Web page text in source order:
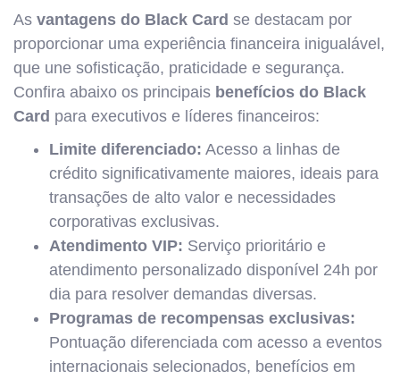
As vantagens do Black Card se destacam por
proporcionar uma experiência financeira inigualável,
que une sofisticação, praticidade e segurança.
Confira abaixo os principais benefícios do Black
Card para executivos e líderes financeiros:
Limite diferenciado: Acesso a linhas de
crédito significativamente maiores, ideais para
transações de alto valor e necessidades
corporativas exclusivas.
Atendimento VIP: Serviço prioritário e
atendimento personalizado disponível 24h por
dia para resolver demandas diversas.
Programas de recompensas exclusivas:
Pontuação diferenciada com acesso a eventos
internacionais selecionados, benefícios em